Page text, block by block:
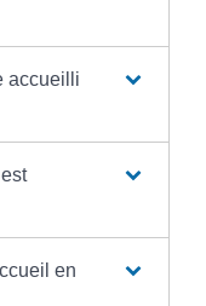
accueilli
en